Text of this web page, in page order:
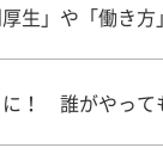
生」や「働き
に！ 誰がやっ